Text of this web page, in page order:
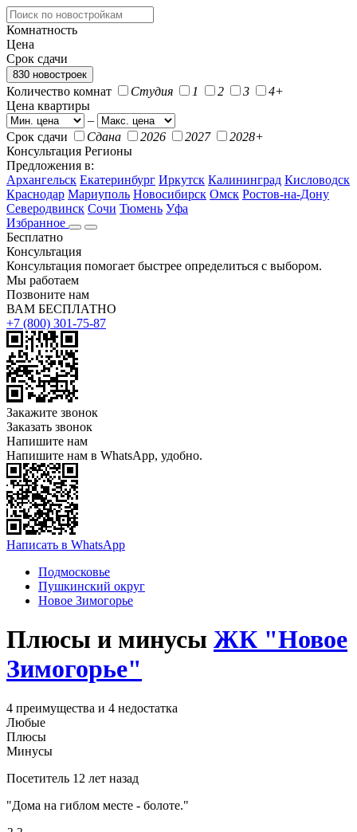
Комнатность
Цена
Срок сдачи
830 новостроек
Количество комнат Студия 1 2 3
4+
Цена квартиры
–
Срок сдачи
Сдана 2026 2027
2028+
Консультация Регионы
Предложения в:
Архангельск Екатеринбург Иркутск Калининград Кисловодск
Краснодар Мариуполь Новосибирск Омск Ростов-на-Дону
Северодвинск Сочи Тюмень Уфа
Избранное
Бесплатно
Консультация
Консультация помогает быстрее определиться с выбором.
Мы работаем
Позвоните нам
ВАМ БЕСПЛАТНО
+7 (800) 301-75-87
Закажите звонок
Заказать звонок
Напишите нам
Напишите нам в WhatsApp, удобно.
Написать в WhatsApp
Подмосковье
Пушкинский округ
Новое Зимогорье
Плюсы и минусы ЖК "Новое
Зимогорье"
4 преимущества и 4 недостатка
Любые
Плюсы
Минусы
Посетитель 12 лет назад
"Дома на гиблом месте - болоте."